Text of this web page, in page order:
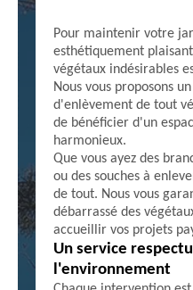
Pour maintenir votre
esthétiquement
végétaux indésirables
Nous vous proposons
d'enlèvement de tout
de bénéficier d'un
harmonieux.
Que vous ayez des
ou des souches à
de tout. Nous vous
débarrassé des
accueillir vos projets
Un service
l'environnement